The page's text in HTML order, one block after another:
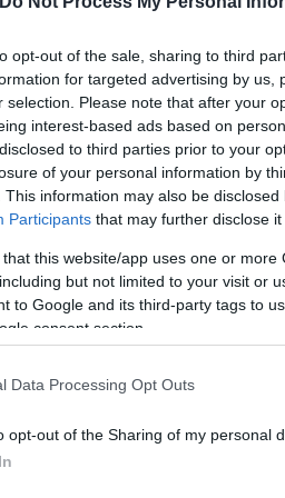
opt-out of the sale, sharing to third
for targeted advertising by us,
selection. Please note that after your
interest-based ads based on
to third parties prior to your
of your personal information by
This information may also be
Participants that may further disclose
that this website/app uses one or
but not limited to your visit or
to Google and its third-party tags to
consent section.
Data Processing Opt Outs
opt-out of the Sharing of my personal
στον Λευκό Οίκο
την παρουσία
ώστε να
της Χαμάς και της